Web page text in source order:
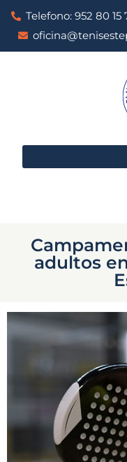
Telefono: 952 80 15
adultos